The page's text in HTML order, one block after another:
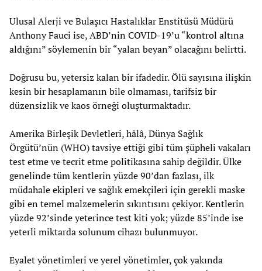
Ulusal Alerji ve Bulaşıcı Hastalıklar Enstitüsü Müdürü
Anthony Fauci ise, ABD’nin COVID-19’u “kontrol altına
aldığını” söylemenin bir “yalan beyan” olacağını belirtti.
Doğrusu bu, yetersiz kalan bir ifadedir. Ölü sayısına ilişkin
kesin bir hesaplamanın bile olmaması, tarifsiz bir
düzensizlik ve kaos örneği oluşturmaktadır.
Amerika Birleşik Devletleri, hâlâ, Dünya Sağlık
Örgütü’nün (WHO) tavsiye ettiği gibi tüm şüpheli vakaları
test etme ve tecrit etme politikasına sahip değildir. Ülke
genelinde tüm kentlerin yüzde 90’dan fazlası, ilk
müdahale ekipleri ve sağlık emekçileri için gerekli maske
gibi en temel malzemelerin sıkıntısını çekiyor. Kentlerin
yüzde 92’sinde yeterince test kiti yok; yüzde 85’inde ise
yeterli miktarda solunum cihazı bulunmuyor.
Eyalet yönetimleri ve yerel yönetimler, çok yakında